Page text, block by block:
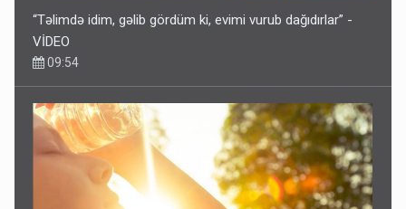
“Təlimdə idim, gəlib gördüm ki, evimi vurub dağıdırlar” -
VİDEO
09:54